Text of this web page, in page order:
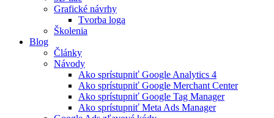
Grafické návrhy
Tvorba loga
Školenia
Blog
Články
Návody
Ako sprístupniť Google Analytics 4​
Ako sprístupniť Google Merchant Center​
Ako sprístupniť Google Tag Manager​
Ako sprístupniť Meta Ads Manager​